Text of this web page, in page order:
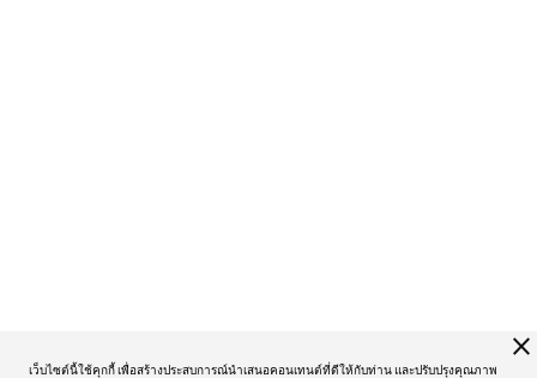
close
เว็บไซต์นี้ใช้คุกกี้ เพื่อสร้างประสบการณ์นำเสนอคอนเทนต์ที่ดีให้กับท่าน และปรับปรุงคุณภาพ